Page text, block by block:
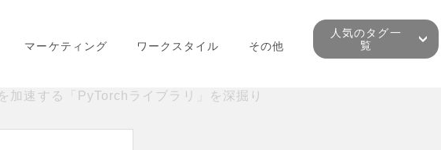
マーケティング ワークスタイル その他
人気のタグ一
覧
加速する「PyTorchライブラリ」を深掘り